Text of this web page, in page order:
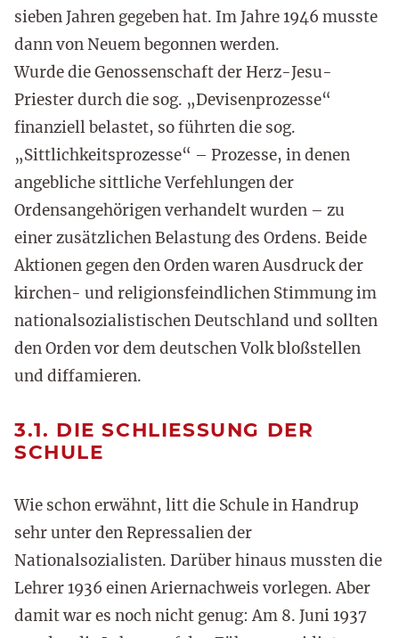
sieben Jahren gegeben hat. Im Jahre 1946 musste
dann von Neuem begonnen werden.
Wurde die Genossenschaft der Herz-Jesu-
Priester durch die sog. „Devisenprozesse“
finanziell belastet, so führten die sog.
„Sittlichkeitsprozesse“ – Prozesse, in denen
angebliche sittliche Verfehlungen der
Ordensangehörigen verhandelt wurden – zu
einer zusätzlichen Belastung des Ordens. Beide
Aktionen gegen den Orden waren Ausdruck der
kirchen- und religionsfeindlichen Stimmung im
nationalsozialistischen Deutschland und sollten
den Orden vor dem deutschen Volk bloßstellen
und diffamieren.
3.1. DIE SCHLIESSUNG DER S
CHULE
Wie schon erwähnt, litt die Schule in Handrup
sehr unter den Repressalien der
Nationalsozialisten. Darüber hinaus mussten die
Lehrer 1936 einen Ariernachweis vorlegen. Aber
damit war es noch nicht genug: Am 8. Juni 1937